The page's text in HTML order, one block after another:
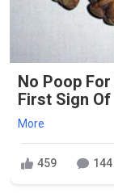
No Poop
First Sign Of
More
459 144